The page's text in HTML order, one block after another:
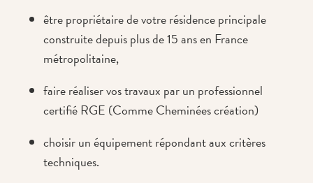
être propriétaire de votre résidence principale
construite depuis plus de 15 ans en France
métropolitaine,
faire réaliser vos travaux par un professionnel
certifié RGE (Comme Cheminées création)
choisir un équipement répondant aux critères
techniques.